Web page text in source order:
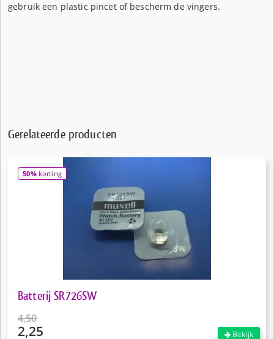
gebruik een plastic pincet of bescherm de vingers.
Gerelateerde producten
50%korting
Batterij SR726SW
4,50
Oorspronkelijke
2,25 Bekijk